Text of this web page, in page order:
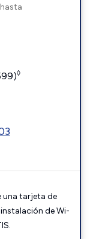
◊
una tarjeta de
de Wi-